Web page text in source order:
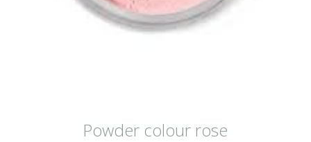
Powder colour rose